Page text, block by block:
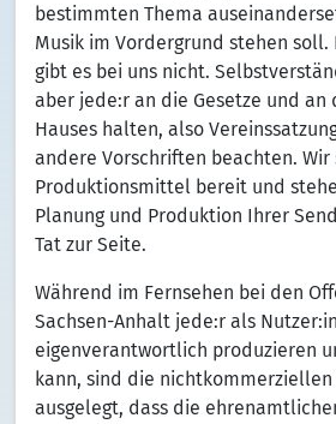
bestimmten Thema
Musik im Vordergrund stehen
gibt es bei uns nicht.
aber jede:r an die Gesetze und an
Hauses halten, also
andere Vorschriften beachten.
Produktionsmittel bereit und
Planung und Produktion Ihrer
Tat zur Seite.
Während im Fernsehen bei den
Sachsen-Anhalt jede:r als
eigenverantwortlich produzieren
kann, sind die
ausgelegt, dass die